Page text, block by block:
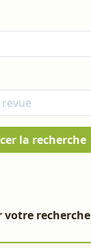
la recherche
votre recherche